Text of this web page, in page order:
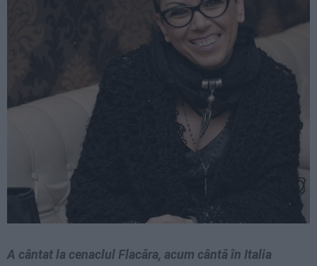
A cântatla cenaclulFlacăra, acum cântăîn Italia